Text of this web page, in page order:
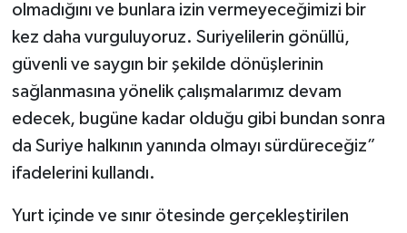
olmadığını ve bunlara izin vermeyeceğimizi bir
kez daha vurguluyoruz. Suriyelilerin gönüllü,
güvenli ve saygın bir şekilde dönüşlerinin
sağlanmasına yönelik çalışmalarımız devam
edecek, bugüne kadar olduğu gibi bundan sonra
da Suriye halkının yanında olmayı sürdüreceğiz”
ifadelerini kullandı.
Yurt içinde ve sınır ötesinde gerçekleştirilen